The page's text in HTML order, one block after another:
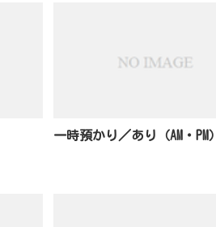
一時預かり／あり（AM・PM）